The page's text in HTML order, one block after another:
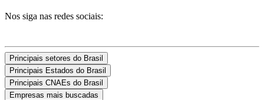
Nos siga nas redes sociais:
Principais setores do Brasil
Principais Estados do Brasil
Principais CNAEs do Brasil
Empresas mais buscadas